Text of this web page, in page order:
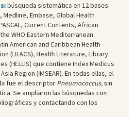
búsqueda sistemática en 12 bases
Embase, Global Health
Current Contents, African
WHO Eastern Mediterranean
American and Caribbean Health
(LILACS), Health Literature, Library
(HELLIS) que contiene Index Medicus
Region (IMSEAR). En todas ellas, el
fue el descriptor Pneumococcus,sin
Se ampliaron las búsquedas con
y contactando con los